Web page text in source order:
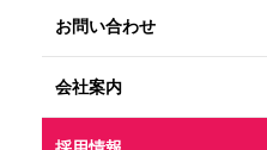
お問い合わせ
会社案内